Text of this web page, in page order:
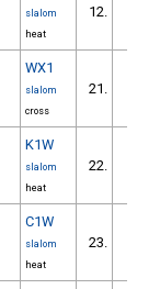
slalom
heat
12.
WX1
slalom
cross
21.
K1W
slalom
heat
22.
C1W
slalom
heat
23.